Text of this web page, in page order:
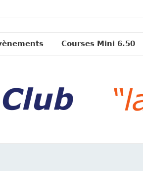
Courses Mini 6.50